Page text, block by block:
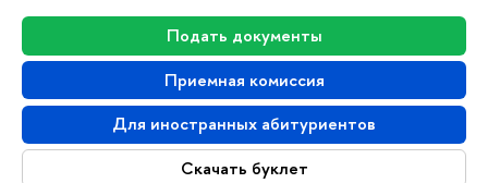
Подать документы
Приемная комиссия
Для иностранных абитуриентов
Скачать буклет